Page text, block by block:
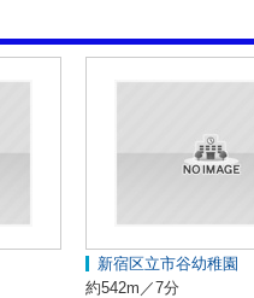
新宿区立市谷幼稚園
約542m／7分